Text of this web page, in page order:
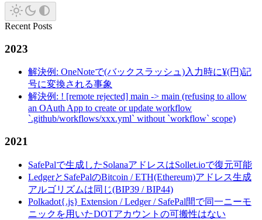
Recent Posts
2023
解決例: OneNoteで(バックスラッシュ)入力時に¥(円)記
号に変換される事象
解決例: ! [remote rejected] main -> main (refusing to allow
an OAuth App to create or update workflow
`.github/workflows/xxx.yml` without `workflow` scope)
2021
SafePalで生成したSolanaアドレスはSollet.ioで復元可能
LedgerとSafePalのBitcoin / ETH(Ethereum)アドレス生成
アルゴリズムは同じ(BIP39 / BIP44)
Polkadot{.js} Extension / Ledger / SafePal間で同一ニーモ
ニックを用いたDOTアカウントの可搬性はない